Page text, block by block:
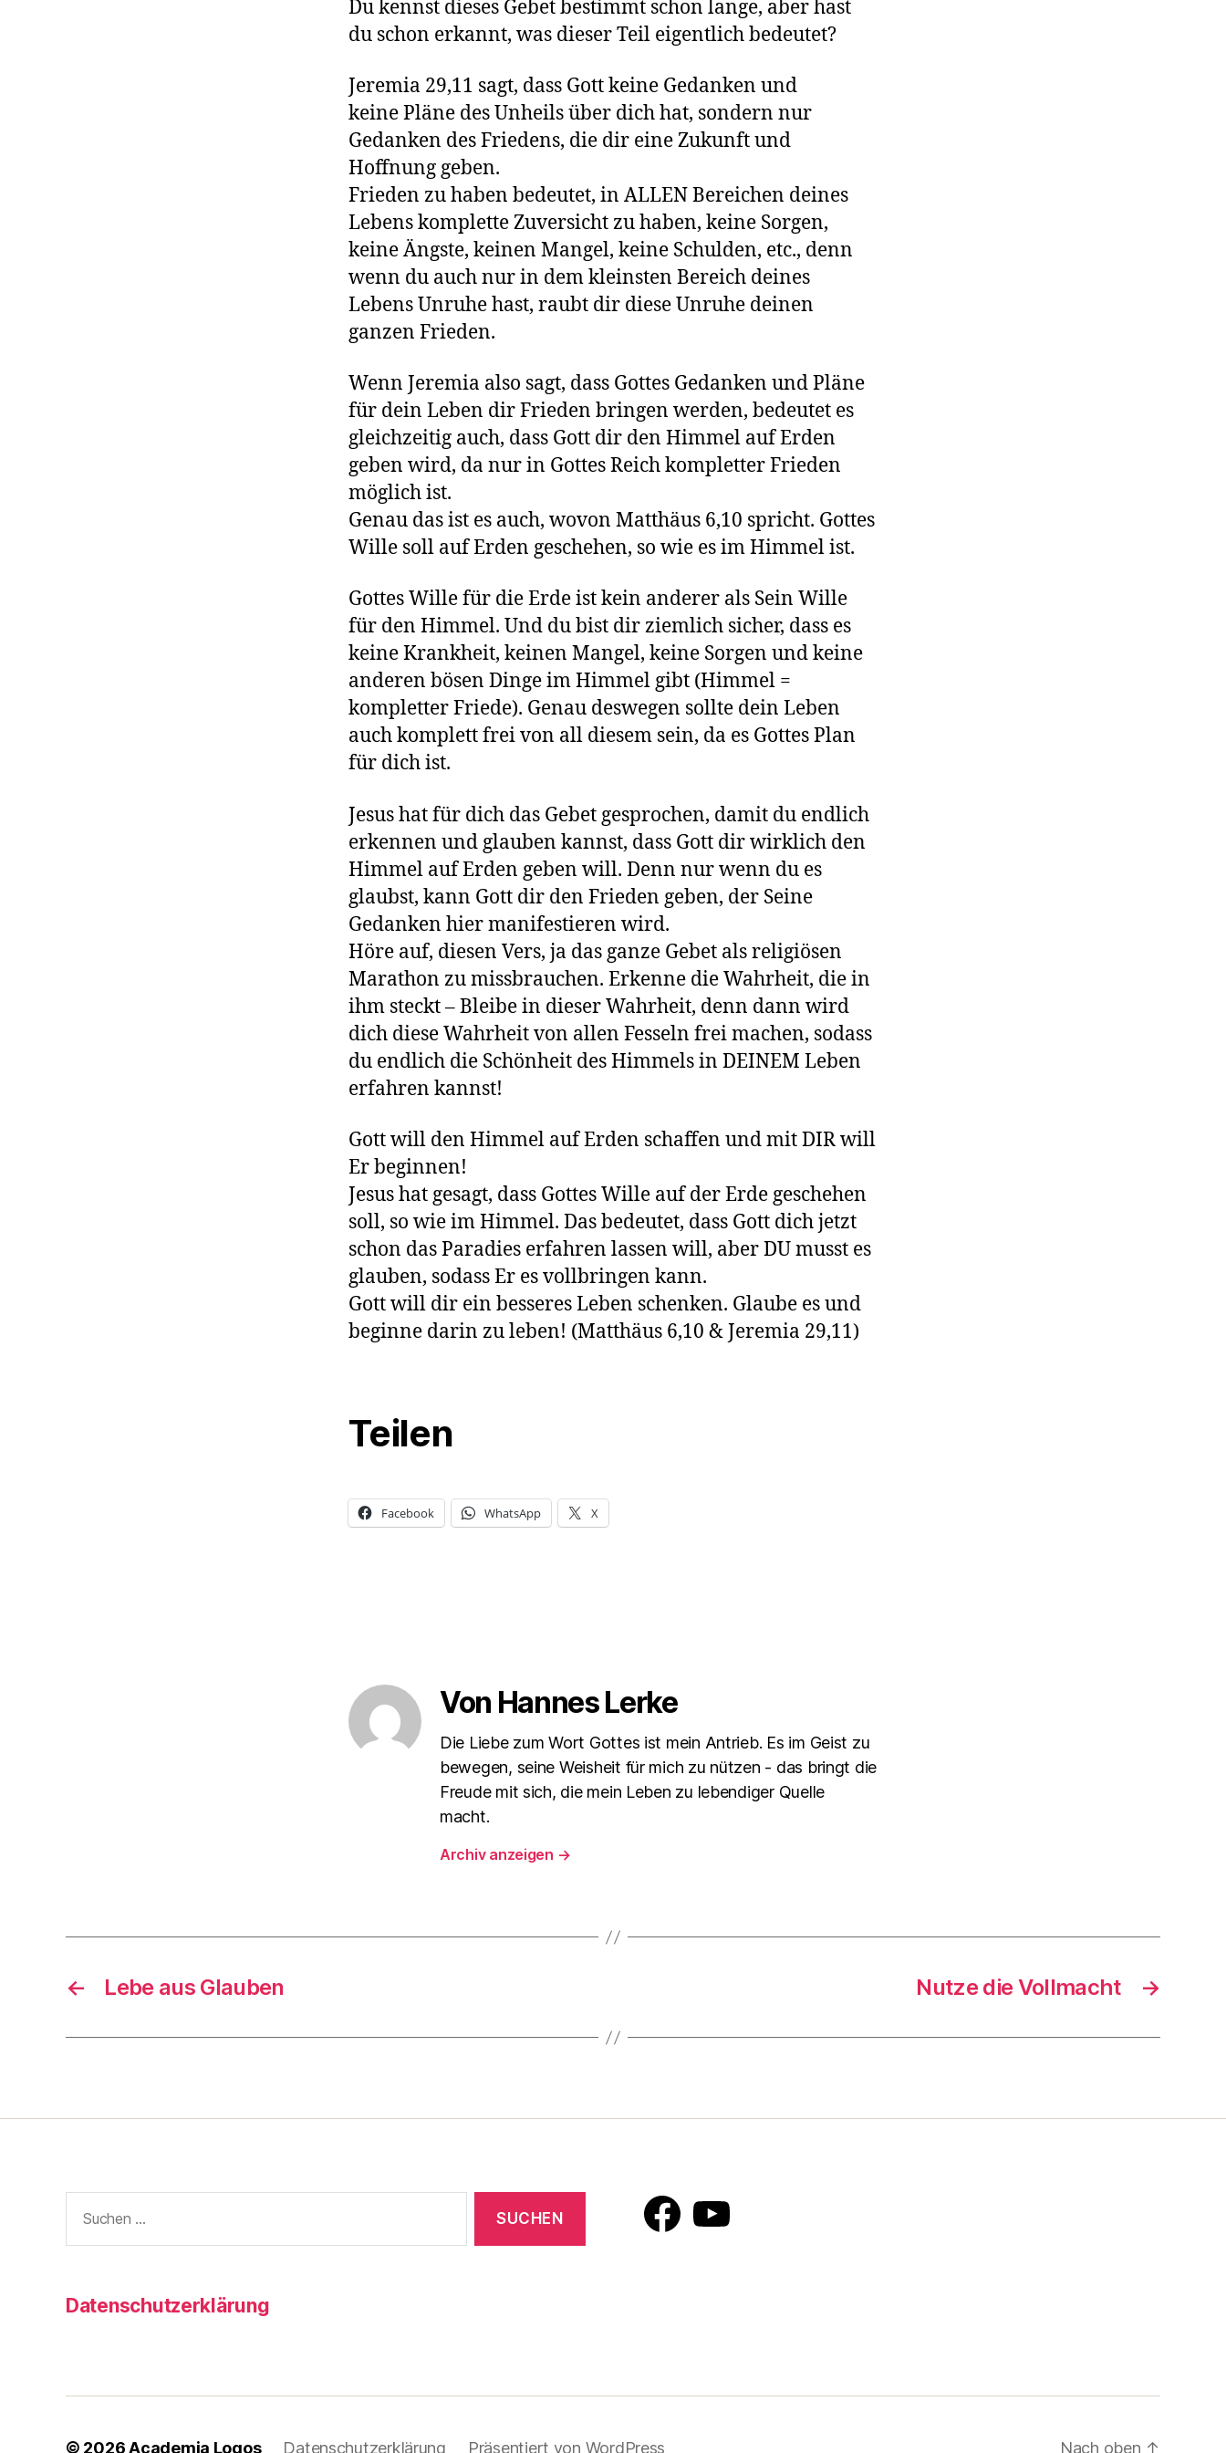
Du kennst dieses Gebet bestimmt schon lange, aber hast
du schon erkannt, was dieser Teil eigentlich bedeutet?
Jeremia 29,11 sagt, dass Gott keine Gedanken und
keine Pläne des Unheils über dich hat, sondern nur
Gedanken des Friedens, die dir eine Zukunft und
Hoffnung geben.
Frieden zu haben bedeutet, in ALLEN Bereichen deines
Lebens komplette Zuversicht zu haben, keine Sorgen,
keine Ängste, keinen Mangel, keine Schulden, etc., denn
wenn du auch nur in dem kleinsten Bereich deines
Lebens Unruhe hast, raubt dir diese Unruhe deinen
ganzen Frieden.
Wenn Jeremia also sagt, dass Gottes Gedanken und Pläne
für dein Leben dir Frieden bringen werden, bedeutet es
gleichzeitig auch, dass Gott dir den Himmel auf Erden
geben wird, da nur in Gottes Reich kompletter Frieden
möglich ist.
Genau das ist es auch, wovon Matthäus 6,10 spricht. Gottes
Wille soll auf Erden geschehen, so wie es im Himmel ist.
Gottes Wille für die Erde ist kein anderer als Sein Wille
für den Himmel. Und du bist dir ziemlich sicher, dass es
keine Krankheit, keinen Mangel, keine Sorgen und keine
anderen bösen Dinge im Himmel gibt (Himmel =
kompletter Friede). Genau deswegen sollte dein Leben
auch komplett frei von all diesem sein, da es Gottes Plan
für dich ist.
Jesus hat für dich das Gebet gesprochen, damit du endlich
erkennen und glauben kannst, dass Gott dir wirklich den
Himmel auf Erden geben will. Denn nur wenn du es
glaubst, kann Gott dir den Frieden geben, der Seine
Gedanken hier manifestieren wird.
Höre auf, diesen Vers, ja das ganze Gebet als religiösen
Marathon zu missbrauchen. Erkenne die Wahrheit, die in
ihm steckt – Bleibe in dieser Wahrheit, denn dann wird
dich diese Wahrheit von allen Fesseln frei machen, sodass
du endlich die Schönheit des Himmels in DEINEM Leben
erfahren kannst!
Gott will den Himmel auf Erden schaffen und mit DIR will
Er beginnen!
Jesus hat gesagt, dass Gottes Wille auf der Erde geschehen
soll, so wie im Himmel. Das bedeutet, dass Gott dich jetzt
schon das Paradies erfahren lassen will, aber DU musst es
glauben, sodass Er es vollbringen kann.
Gott will dir ein besseres Leben schenken. Glaube es und
beginne darin zu leben! (Matthäus 6,10 & Jeremia 29,11)
Teilen
Facebook WhatsApp X
Von Hannes Lerke
Die Liebe zum Wort Gottes ist mein Antrieb. Es im Geist zu
bewegen, seine Weisheit für mich zu nützen - das bringt die
Freude mit sich, die mein Leben zu lebendiger Quelle
macht.
Archiv anzeigen →
← Lebe aus Glauben →
Nutze die Vollmacht
nach:
Datenschutzerklärung
Facebook
YouTube
© 2026Academia Logos Datenschutzerklärung Präsentiert von WordPress Nach oben ↑